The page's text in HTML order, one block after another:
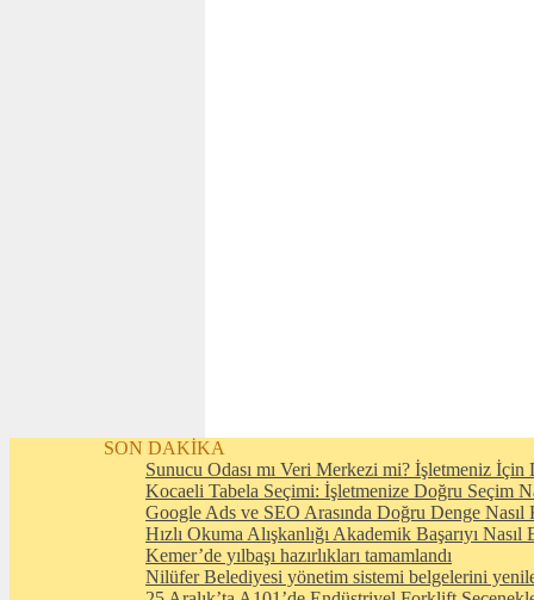
SON DAKİKA
Sunucu Odası mı Veri Merkezi mi? İşletmeniz İçin
Kocaeli Tabela Seçimi: İşletmenize Doğru Seçim
Google Ads ve SEO Arasında Doğru Denge Nasıl
Hızlı Okuma Alışkanlığı Akademik Başarıyı Nasıl
Kemer’de yılbaşı hazırlıkları tamamlandı
Nilüfer Belediyesi yönetim sistemi belgelerini